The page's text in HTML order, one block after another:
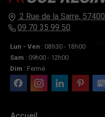
2 Rue de la Sarre, 57400
09 70 35 99 50
Lun - Ven : 08h30 - 18h00
Sam : 09h00 - 12h00
Dim : Fermé